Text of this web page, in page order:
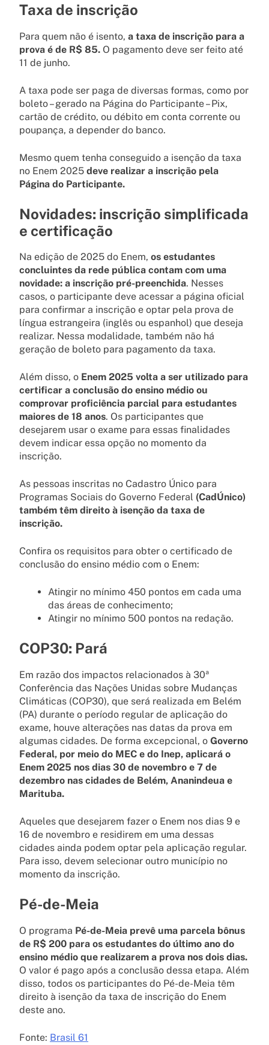
Taxa de inscrição
Para quem não é isento, a taxa de inscrição para a
prova é de R$ 85. O pagamento deve ser feito até
11 de junho.
A taxa pode ser paga de diversas formas, como por
boleto – gerado na Página do Participante – Pix,
cartão de crédito, ou débito em conta corrente ou
poupança, a depender do banco.
Mesmo quem tenha conseguido a isenção da taxa
no Enem 2025 deve realizar a inscrição pela
Página do Participante.
Novidades: inscrição simplificada
e certificação
Na edição de 2025 do Enem, os estudantes
concluintes da rede pública contam com uma
novidade: a inscrição pré-preenchida. Nesses
casos, o participante deve acessar a página oficial
para confirmar a inscrição e optar pela prova de
língua estrangeira (inglês ou espanhol) que deseja
realizar. Nessa modalidade, também não há
geração de boleto para pagamento da taxa.
Além disso, o Enem 2025 volta a ser utilizado para
certificar a conclusão do ensino médio ou
comprovar proficiência parcial para estudantes
maiores de 18 anos. Os participantes que
desejarem usar o exame para essas finalidades
devem indicar essa opção no momento da
inscrição.
As pessoas inscritas no Cadastro Único para
Programas Sociais do Governo Federal (CadÚnico)
também têm direito à isenção da taxa de
inscrição.
Confira os requisitos para obter o certificado de
conclusão do ensino médio com o Enem:
Atingir no mínimo 450 pontos em cada uma
das áreas de conhecimento;
Atingir no mínimo 500 pontos na redação.
COP30: Pará
Em razão dos impactos relacionados à 30ª
Conferência das Nações Unidas sobre Mudanças
Climáticas (COP30), que será realizada em Belém
(PA) durante o período regular de aplicação do
exame, houve alterações nas datas da prova em
algumas cidades. De forma excepcional, o Governo
Federal, por meio do MEC e do Inep, aplicará o
Enem 2025 nos dias 30 de novembro e 7 de
dezembro nas cidades de Belém, Ananindeua e
Marituba.
Aqueles que desejarem fazer o Enem nos dias 9 e
16 de novembro e residirem em uma dessas
cidades ainda podem optar pela aplicação regular.
Para isso, devem selecionar outro município no
momento da inscrição.
Pé-de-Meia
O programa Pé-de-Meia prevê uma parcela bônus
de R$ 200 para os estudantes do último ano do
ensino médio que realizarem a prova nos dois dias.
O valor é pago após a conclusão dessa etapa. Além
disso, todos os participantes do Pé-de-Meia têm
direito à isenção da taxa de inscrição do Enem
deste ano.
Fonte: Brasil 61